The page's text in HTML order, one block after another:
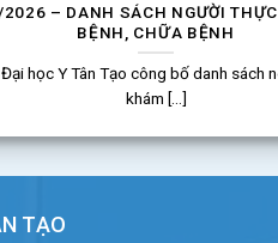
NGƯỜI THỰC HÀNH KHÁM
BỆNH
bố danh sách người thực hành
TẠO